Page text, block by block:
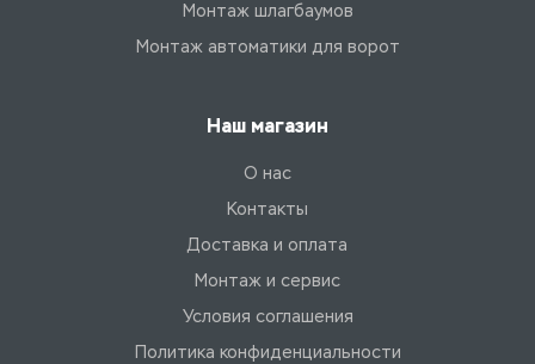
Монтаж шлагбаумов
Монтаж автоматики для ворот
Наш магазин
О нас
Контакты
Доставка и оплата
Монтаж и сервис
Условия соглашения
Политика конфиденциальности